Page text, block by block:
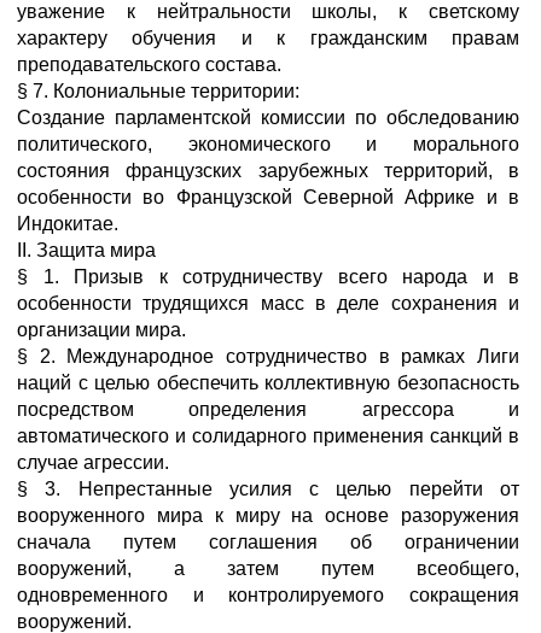
уважение к нейтральности школы, к светскому
характеру обучения и к гражданским правам
преподавательского состава.
§ 7. Колониальные территории:
Создание парламентской комиссии по обследованию
политического, экономического и морального
состояния французских зарубежных территорий, в
особенности во Французской Северной Африке и в
Индокитае.
II. Защита мира
§ 1. Призыв к сотрудничеству всего народа и в
особенности трудящихся масс в деле сохранения и
организации мира.
§ 2. Международное сотрудничество в рамках Лиги
наций с целью обеспечить коллективную безопасность
посредством определения агрессора и
автоматического и солидарного применения санкций в
случае агрессии.
§ 3. Непрестанные усилия с целью перейти от
вооруженного мира к миру на основе разоружения
сначала путем соглашения об ограничении
вооружений, а затем путем всеобщего,
одновременного и контролируемого сокращения
вооружений.